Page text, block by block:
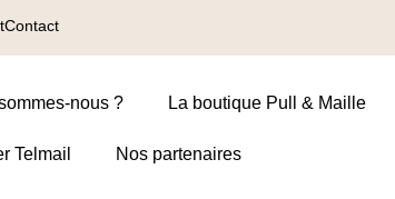
Contact
nous ? La boutique Pull & Maille
Telmail Nos partenaires